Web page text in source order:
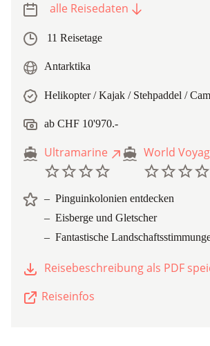
alle Reisedaten
11 Reisetage
Antarktika
Helikopter / Kajak / Stehpaddel /
ab CHF 10'970.-
Ultramarine World
Pinguinkolonien entdecken
Eisberge und Gletscher
Fantastische
Reisebeschreibung als PDF
Reiseinfos